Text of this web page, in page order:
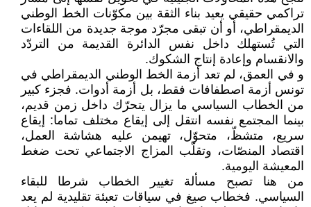
تراكمي حقيقي يعيد بناء الثقة بين مكوّنات الخط الوطني
الديمقراطي، أو أن تبقى مجرّد موجة جديدة من اللقاءات
التي تُستهلك داخل نفس الدائرة القديمة من التردّد
والانقسام وإعادة إنتاج الشكوك.
و في العمق، لم تعد أزمة الخط الوطني الديمقراطي في
تونس أزمة اصطفافات فقط، بل أزمة أدوات. فجزء كبير
من الخطاب السياسي ما يزال يتحرّك داخل زمن قديم،
بينما المجتمع نفسه انتقل إلى إيقاع مختلف تماما: إيقاع
سريع، متشظّ، متحوّل، تهيمن عليه هشاشة العمل،
اقتصاد المنصّات، وتقلّب المزاج الاجتماعي تحت ضغط
المعيشة اليومية.
من هنا تصبح مسألة تغيير الخطاب شرطا للبقاء
السياسي. فخطاب صيغ في سياقات تعبئة تقليدية لم يعد